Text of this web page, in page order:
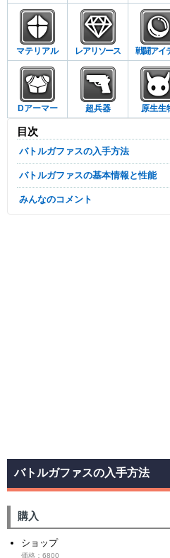
マテリアル レアリソース 戦闘アイ
Dアーマー 超兵器 原生生
目次
バトルガファスの入手方法
バトルガファスの基本情報と性能
みんなのコメント
バトルガファスの入手方法
購入
ショップ
価格：6800